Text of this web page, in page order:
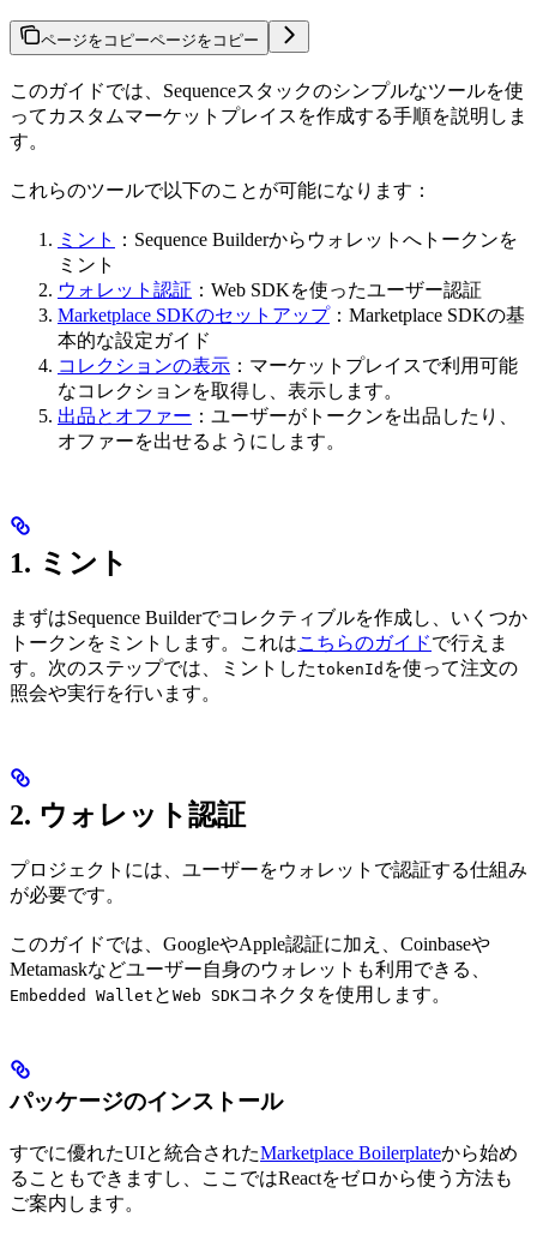
ページをコピーページをコピー
このガイドでは、Sequenceスタックのシンプルなツールを使
ってカスタムマーケットプレイスを作成する手順を説明しま
す。
これらのツールで以下のことが可能になります：
ミント
：Sequence Builderからウォレットへトークンを
ミント
ウォレット認証 ：Web SDKを使ったユーザー認証
Marketplace SDKのセットアップ：Marketplace SDKの基
本的な設定ガイド
コレクションの表示 ：マーケットプレイスで利用可能
なコレクションを取得し、表示します。
出品とオファー ：ユーザーがトークンを出品したり、
オファーを出せるようにします。
1. ミント
まずはSequence Builderでコレクティブルを作成し、いくつか
トークンをミントします。これはこちらのガイドで行えま
す。次のステップでは、ミントしたtokenId を使って注文の
照会や実行を行います。
2. ウォレット認証
プロジェクトには、ユーザーをウォレットで認証する仕組み
が必要です。
このガイドでは、GoogleやApple認証に加え、Coinbaseや
Metamaskなどユーザー自身のウォレットも利用できる、
Embedded Wallet と Web SDKコネクタを使用します。
パッケージのインストール
すでに優れたUIと統合されたMarketplace Boilerplateから始め
ることもできますし、ここではReactをゼロから使う方法も
ご案内します。